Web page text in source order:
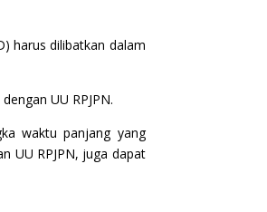
harus dilibatkan dalam
UU RPJPN.
waktu panjang yang
UU RPJPN, juga dapat